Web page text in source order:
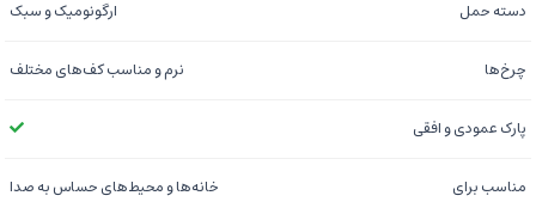
دسته حمل ارگونومیک و سبک
چرخ‌ها نرم و مناسب کف‌های مختلف
پارک عمودی و افقی
مناسب برای خانه‌ها و محیط‌های حساس به صدا